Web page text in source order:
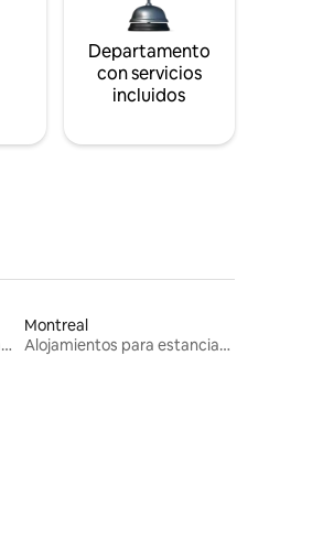
Departamento
con servicios
incluidos
Alojamientos para estancias largas
Montreal
Alojamientos para estancias largas